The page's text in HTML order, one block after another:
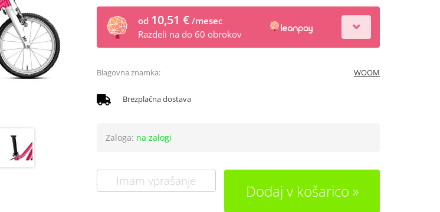
od 10,51 € /mesec
Razdeli na do 60 obrokov
Blagovna znamka: WOOM
Brezplačna dostava
Zaloga: na zalogi
Imam vprašanje
Dodaj v košarico